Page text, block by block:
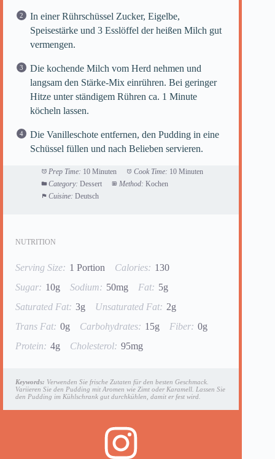
In einer Rührschüssel Zucker, Eigelbe,
Speisestärke und 3 Esslöffel der heißen Milch gut
vermengen.
Die kochende Milch vom Herd nehmen und
langsam den Stärke-Mix einrühren. Bei geringer
Hitze unter ständigem Rühren ca. 1 Minute
köcheln lassen.
Die Vanilleschote entfernen, den Pudding in eine
Schüssel füllen und nach Belieben servieren.
Prep Time: 10 Minuten Cook Time: 10 Minuten
Category: Dessert Method: Kochen
Cuisine: Deutsch
NUTRITION
Serving Size: 1 Portion Calories: 130
Sugar: 10g Sodium: 50mg Fat: 5g
Saturated Fat: 3g Unsaturated Fat: 2g
Trans Fat: 0g Carbohydrates: 15g Fiber: 0g
Protein: 4g Cholesterol: 95mg
Keywords: Verwenden Sie frische Zutaten für den besten Geschmack.
Variieren Sie den Pudding mit Aromen wie Zimt oder Karamell. Lassen Sie
den Pudding im Kühlschrank gut durchkühlen, damit er fest wird.